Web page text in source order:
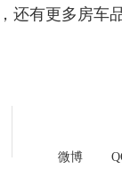
还有更多房车
微博